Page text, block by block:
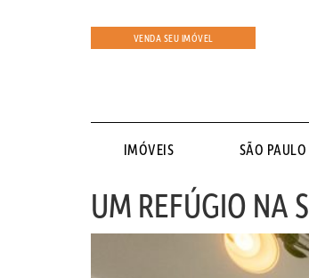
VENDA SEU IMÓVEL
IMÓVEIS SÃO PAULO
UM REFÚGIO NA